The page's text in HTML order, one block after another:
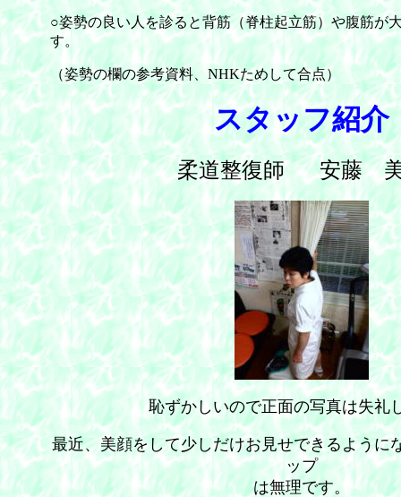
○姿勢の良い人を診ると背筋（脊柱起立筋）や腹筋が
す。
（姿勢の欄の参考資料、NHKためして合点）
スタッフ紹介
柔道整復師 安藤
恥ずかしいので正面の写真は失礼
最近、美顔をして少しだけお見せできるように
ップ
は無理です。